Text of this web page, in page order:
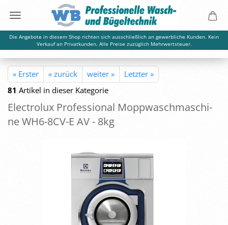
Die Angebote in diesem Shop richten sich ausschließlich an gewerbliche Kunden. Kein
Verkauf an Privatkunden. Alle Preise zuzüglich Mehrwertsteuer.
« Erster « zurück weiter »
Letzter »
81 Artikel in dieser Kategorie
Elec­tro­lux Pro­fes­sio­nal Mopp­wasch­ma­schi­
ne WH6-​8CV-E AV - 8kg